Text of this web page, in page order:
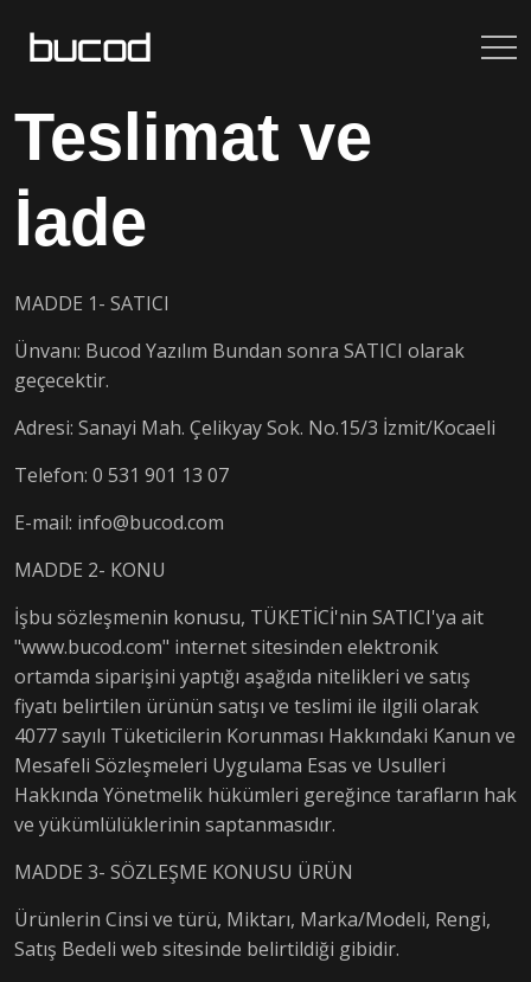
Teslimat ve
İade
MADDE 1- SATICI
Ünvanı: Bucod Yazılım Bundan sonra SATICI olarak
geçecektir.
Adresi: Sanayi Mah. Çelikyay Sok. No.15/3 İzmit/Kocaeli
Telefon: 0 531 901 13 07
E-mail: info@bucod.com
MADDE 2- KONU
İşbu sözleşmenin konusu, TÜKETİCİ'nin SATICI'ya ait
"www.bucod.com" internet sitesinden elektronik
ortamda siparişini yaptığı aşağıda nitelikleri ve satış
fiyatı belirtilen ürünün satışı ve teslimi ile ilgili olarak
4077 sayılı Tüketicilerin Korunması Hakkındaki Kanun ve
Mesafeli Sözleşmeleri Uygulama Esas ve Usulleri
Hakkında Yönetmelik hükümleri gereğince tarafların hak
ve yükümlülüklerinin saptanmasıdır.
MADDE 3- SÖZLEŞME KONUSU ÜRÜN
Ürünlerin Cinsi ve türü, Miktarı, Marka/Modeli, Rengi,
Satış Bedeli web sitesinde belirtildiği gibidir.